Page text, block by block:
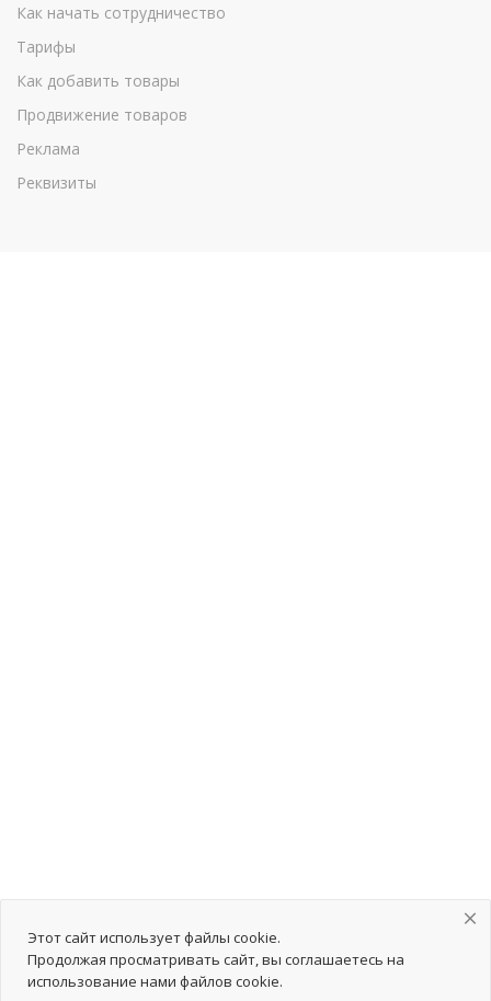
Как начать сотрудничество
Тарифы
Как добавить товары
Продвижение товаров
Реклама
Реквизиты
Этот сайт использует файлы cookie.
Продолжая просматривать сайт, вы соглашаетесь на
использование нами файлов cookie.